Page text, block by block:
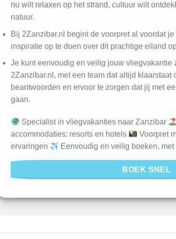
nu wilt relaxen op het strand, cultuur wilt
natuur.
Bij 2Zanzibar.nl begint de voorpret al voordat
inspiratie op te doen over dit prachtige eiland
Je kunt eenvoudig en veilig jouw vliegvakantie
2Zanzibar.nl, met een team dat altijd klaarstaat
beantwoorden en ervoor te zorgen dat jij met
gaan.
Specialist in vliegvakanties naar Zanzibar
accommodaties: resorts en hotels
Voorpret
ervaringen
Eenvoudig en veilig boeken,
BOEK SNEL